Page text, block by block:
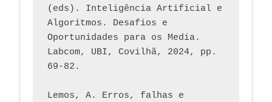
(eds). Inteligência Artificial e
Algoritmos. Desafios e
Oportunidades para os Media.
Labcom, UBI, Covilhã, 2024, pp.
69-82.
Lemos, A. Erros, falhas e